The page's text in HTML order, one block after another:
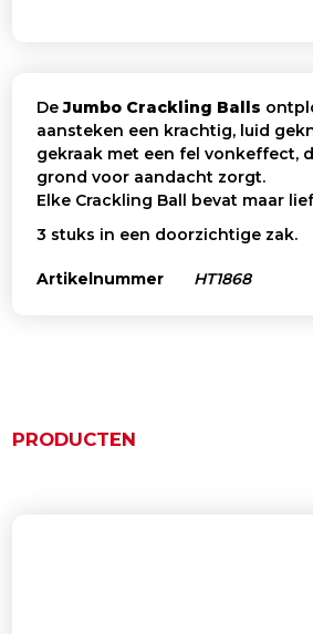
DeJumbo Crackling Balls
aansteken een krachtig, luid
gekraak met een fel vonkeffect,
grond voor aandacht zorgt.
Elke Crackling Ball bevat maar
3 stuks in een doorzichtige zak.
Artikelnummer HT1868
PRODUCTEN